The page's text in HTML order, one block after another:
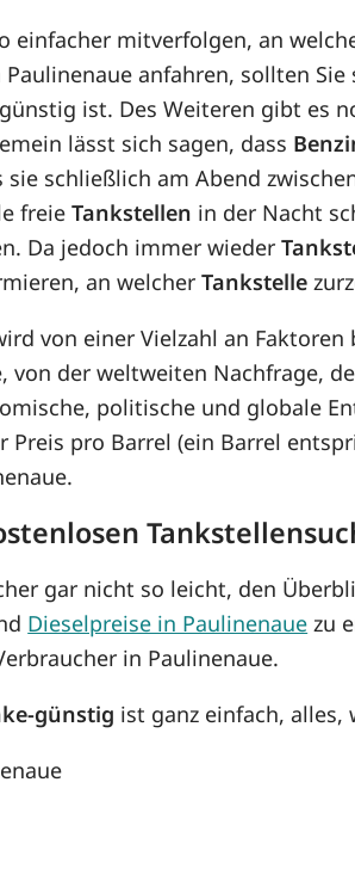
einfacher mitverfolgen, an
Paulinenaue anfahren, sollten
ist. Des Weiteren gibt es
lässt sich sagen, dass
sie schließlich am Abend
freieTankstellen in der Nacht
Da jedoch immer wieder
an welcherTankstelle
von einer Vielzahl an
von der weltweiten Nachfrage,
politische und globale
Preis pro Barrel (ein Barrel
gar nicht so leicht, den
Dieselpreise in Paulinenaue zu
in Paulinenaue.
günstig ist ganz einfach, alles,